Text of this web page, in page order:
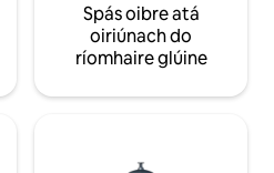
Spás oibre atá
oiriúnach do
ríomhaire glúine